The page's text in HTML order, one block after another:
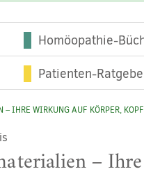
Homöopathie-
Patienten-
IHRE WIRKUNG AUF KÖRPER,
–